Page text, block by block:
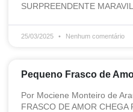
SURPREENDENTE
25/03/2025 Nenhum comentário
Pequeno Frasco de
Por Mociene Monteiro de
FRASCO DE AMOR CHEGA